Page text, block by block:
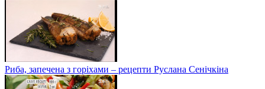
Риба, запечена з горіхами – рецепти Руслана Сенічкіна